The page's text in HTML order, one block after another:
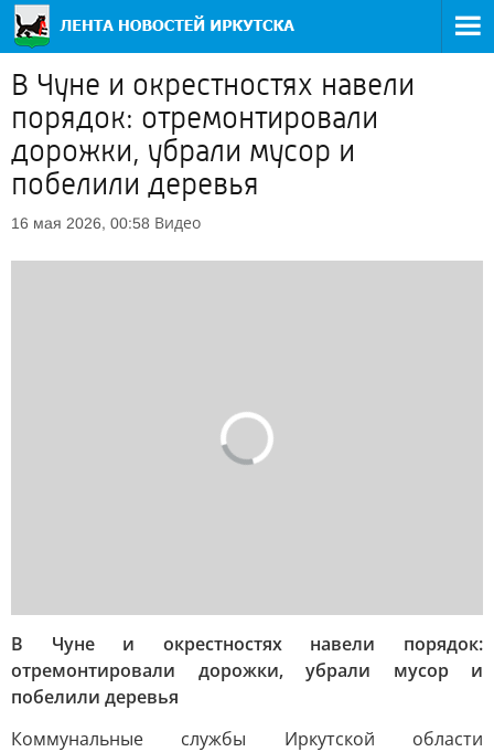
В Чуне и окрестностях навели
порядок: отремонтировали
дорожки, убрали мусор и
побелили деревья
16 мая 2026, 00:58 Видео
В Чуне и окрестностях навели порядок:
отремонтировали дорожки, убрали мусор и
побелили деревья
Коммунальные службы Иркутской области